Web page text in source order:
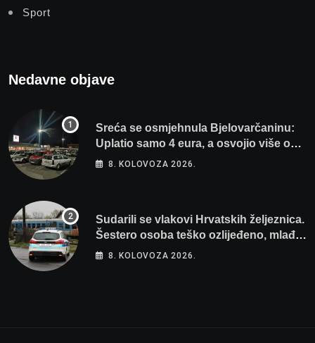
Sport
Nedavne objave
Sreća se osmjehnula Bjelovarčaninu:
Uplatio samo 4 eura, a osvojio više od
80 tisuća eura
8. KOLOVOZA 2026.
Sudarili se vlakovi Hrvatskih željeznica.
Šestero osoba teško ozlijeđeno, mlađa
žena na intenzivnoj
8. KOLOVOZA 2026.